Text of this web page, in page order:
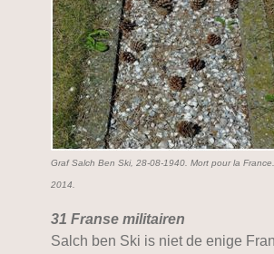
Graf Salch Ben Ski, 28-08-1940. Mort pour la
2014.
31 Franse militairen
Salch ben Ski is niet de enige